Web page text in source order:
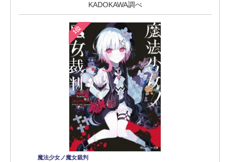
KADOKAWA調べ
1位
魔法少女ノ魔女裁判